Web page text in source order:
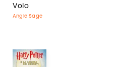
Volo
Angie Sage